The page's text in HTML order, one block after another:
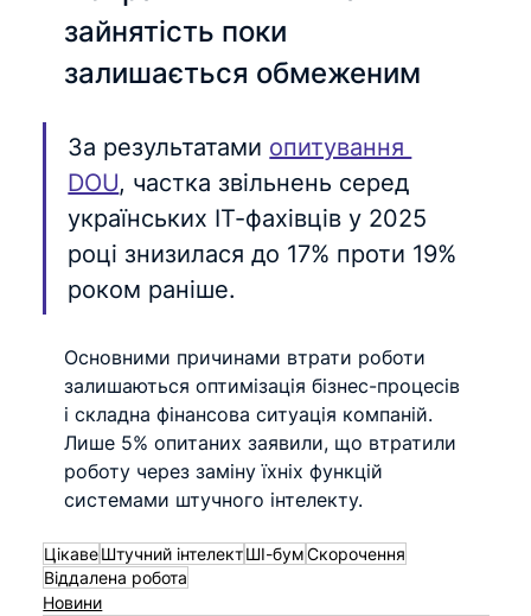
зайнятість поки
залишається обмеженим
За результатами опитування
DOU, частка звільнень серед
українських ІТ-фахівців у 2025
році знизилася до 17% проти 19%
роком раніше.
Основними причинами втрати роботи
залишаються оптимізація бізнес-процесів
і складна фінансова ситуація компаній.
Лише 5% опитаних заявили, що втратили
роботу через заміну їхніх функцій
системами штучного інтелекту.
ЦікавеШтучний інтелектШІ-бумСкорочення
Віддалена робота
Новини